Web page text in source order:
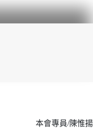
本會專員/陳惟揚